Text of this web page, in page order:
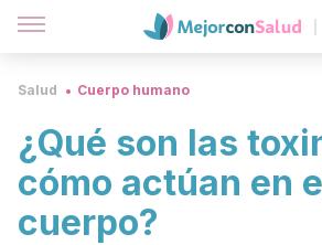
Salud Cuerpo humano
¿Qué son las
cómo actúan en
cuerpo?